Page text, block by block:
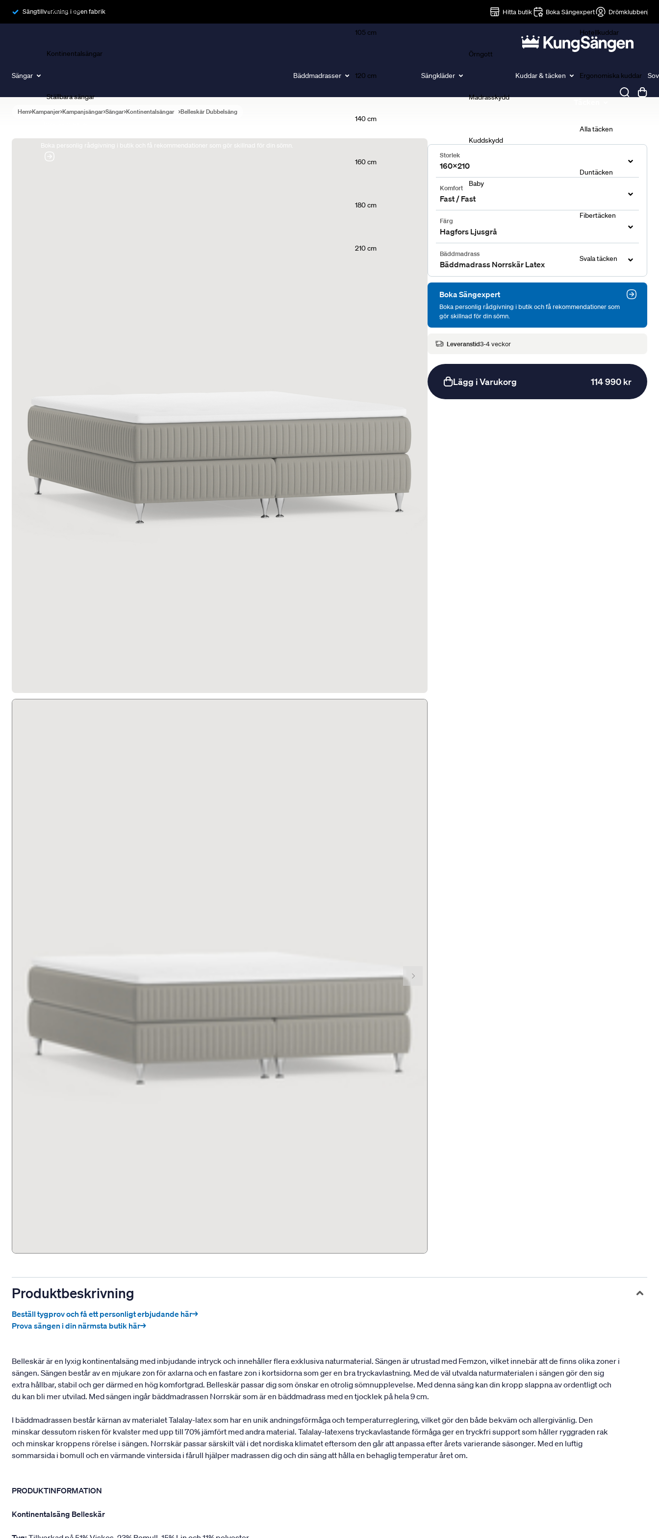
Sängtillverkning i egen fabrik Hitta butik Boka Sängexpert Drömklubben
Sängar
Ramsängar
Kontinentalsängar
Ställbara sängar
Boka personlig rådgivning i butik och få rekommendationer som gör skillnad för din sömn.
Bäddmadrasser
105 cm
120 cm
140 cm
160 cm
180 cm
210 cm
Sängkläder
Örngott
Madrasskydd
Kuddskydd
Baby
Kuddar & täcken
Hotellkuddar
Ergonomiska kuddar
Alla täcken
Duntäcken
Fibertäcken
Svala täcken
Hem Kampanjer Kampanjsängar Sängar Kontinentalsängar Belleskär Dubbelsäng
Storlek
160x210
Komfort
Fast / Fast
Färg
Hagfors Ljusgrå
Bäddmadrass
Bäddmadrass Norrskär Latex
Boka Sängexpert
Boka personlig rådgivning i butik och få rekommendationer som
gör skillnad för din sömn.
Leveranstid3-4 veckor
Lägg i Varukorg 114 990 kr
Produktbeskrivning
Beställ tygprov och få ett personligt erbjudande här→
Prova sängen i din närmsta butik här→
Belleskär är en lyxig kontinentalsäng med inbjudande intryck och innehåller flera exklusiva naturmaterial. Sängen är utrustad med Femzon, vilket innebär att de finns olika zoner i
sängen. Sängen består av en mjukare zon för axlarna och en fastare zon i kortsidorna som ger en bra tryckavlastning. Med de väl utvalda naturmaterialen i sängen gör den sig
extra hållbar, stabil och ger därmed en hög komfortgrad. Belleskär passar dig som önskar en otrolig sömnupplevelse. Med denna säng kan din kropp slappna av ordentligt och
du kan bli mer utvilad. Med sängen ingår bäddmadrassen Norrskär som är en bäddmadrass med en tjocklek på hela 9 cm.
I bäddmadrassen består kärnan av materialet Talalay-latex som har en unik andningsförmåga och temperaturreglering, vilket gör den både bekväm och allergivänlig. Den
minskar dessutom risken för kvalster med upp till 70% jämfört med andra material. Talalay-latexens tryckavlastande förmåga ger en tryckfri support som håller ryggraden rak
och minskar kroppens rörelse i sängen. Norrskär passar särskilt väl i det nordiska klimatet eftersom den går att anpassa efter årets varierande säsonger. Med en luftig
sommarsida i bomull och en värmande vintersida i fårull hjälper madrassen dig och din säng att hålla en behaglig temperatur året om.
PRODUKTINFORMATION
Kontinentalsäng Belleskär